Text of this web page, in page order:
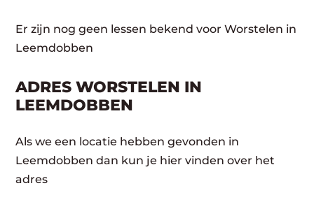
Er zijn nog geen lessen bekend voor Worstelen in
Leemdobben
ADRES WORSTELEN IN
LEEMDOBBEN
Als we een locatie hebben gevonden in
Leemdobben dan kun je hier vinden over het
adres